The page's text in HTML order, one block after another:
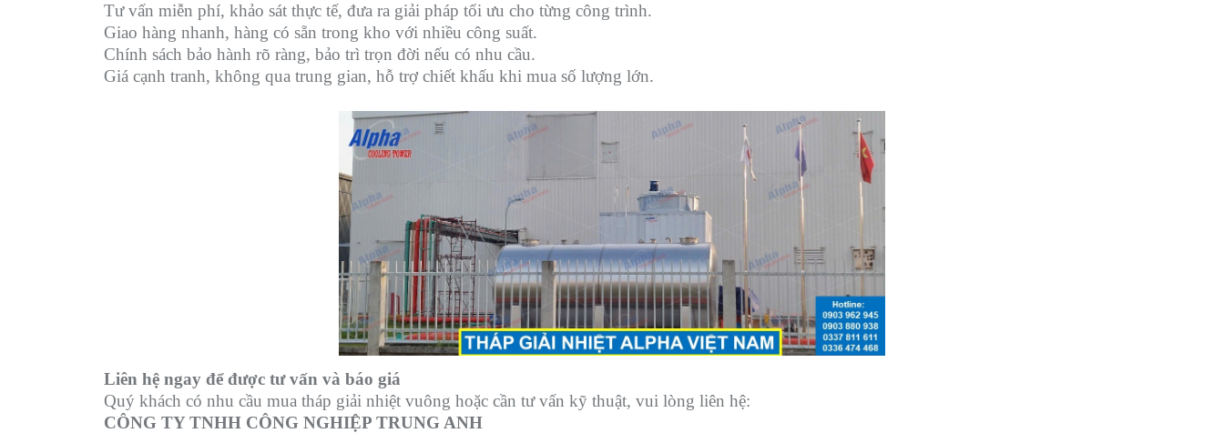
Tư vấn miễn phí, khảo sát thực tế, đưa ra giải pháp tối ưu cho từng công trình.
Giao hàng nhanh, hàng có sẵn trong kho với nhiều công suất.
Chính sách bảo hành rõ ràng, bảo trì trọn đời nếu có nhu cầu.
Giá cạnh tranh, không qua trung gian, hỗ trợ chiết khấu khi mua số lượng lớn.
Liên hệ ngay để được tư vấn và báo giá
Quý khách có nhu cầu mua tháp giải nhiệt vuông hoặc cần tư vấn kỹ thuật, vui lòng liên hệ:
CÔNG TY TNHH CÔNG NGHIỆP TRUNG ANH